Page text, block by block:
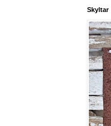
Skyltar